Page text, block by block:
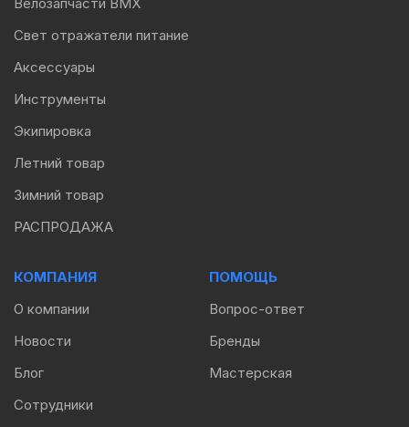
Велозапчасти BMX
Свет отражатели питание
Аксессуары
Инструменты
Экипировка
Летний товар
Зимний товар
РАСПРОДАЖА
КОМПАНИЯ
О компании
Новости
Блог
Сотрудники
ПОМОЩЬ
Вопрос-ответ
Бренды
Мастерская